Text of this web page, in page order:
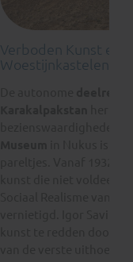
Verboden Kunst en
Woestijnkastelen